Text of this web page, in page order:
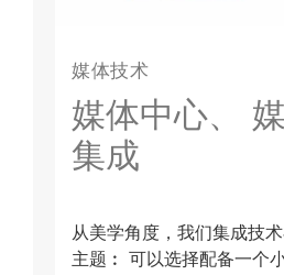
媒体技术
媒体中心、
集成
从美学角度，我们集成技
主题︰ 可以选择配备一个